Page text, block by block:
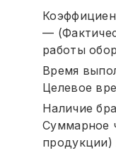
—
работы
Время
Целевое
Наличие
Суммарное
продукции)